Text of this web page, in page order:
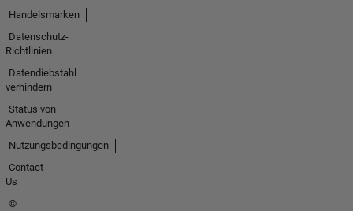
Handelsmarken
Datenschutz-
Richtlinien
Datendiebstahl
verhindern
Status von
Anwendungen
Nutzungsbedingungen
Contact
Us
©